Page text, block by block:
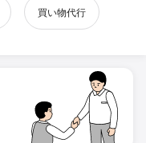
買い物代行